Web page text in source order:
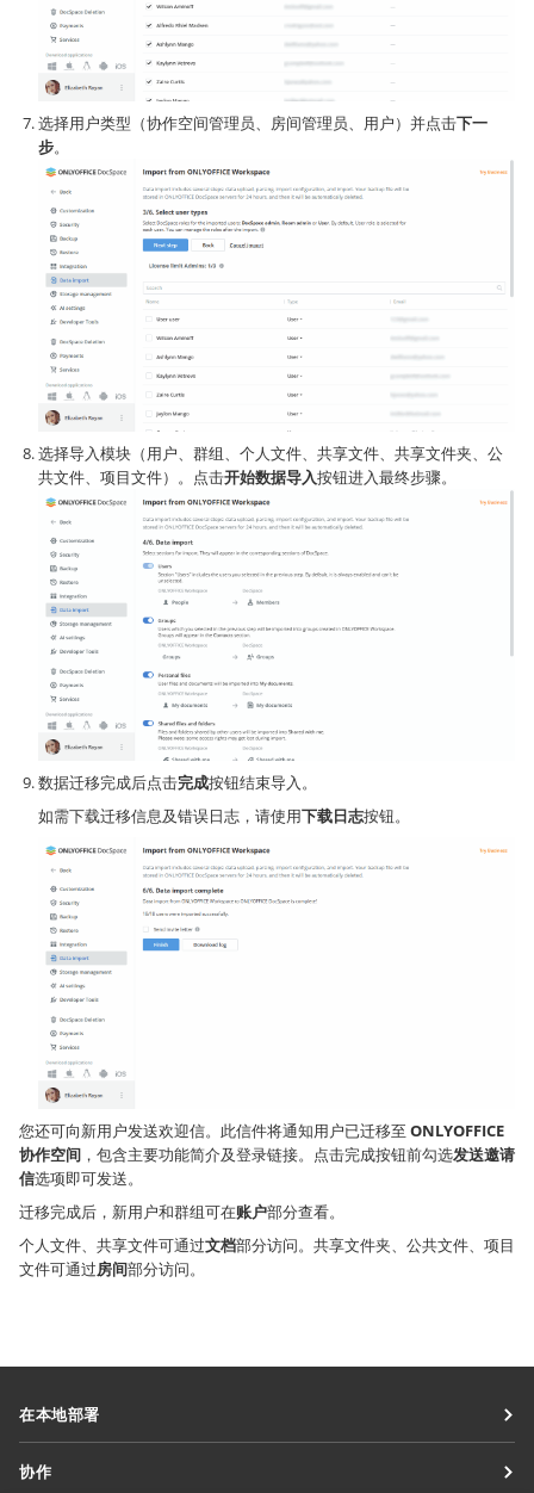
选择用户类型（协作空间管理员、房间管理员、用户）并点击下一
步。
选择导入模块（用户、群组、个人文件、共享文件、共享文件夹、公
共文件、项目文件）。点击开始数据导入按钮进入最终步骤。
数据迁移完成后点击完成按钮结束导入。
如需下载迁移信息及错误日志，请使用下载日志按钮。
您还可向新用户发送欢迎信。此信件将通知用户已迁移至 ONLYOFFICE
协作空间 ，包含主要功能简介及登录链接。点击完成按钮前勾选发送邀请
信选项即可发送。
迁移完成后，新用户和群组可在账户部分查看。
个人文件、共享文件可通过文档部分访问。共享文件夹、公共文件、项目
文件可通过房间部分访问。
在本地部署
协作